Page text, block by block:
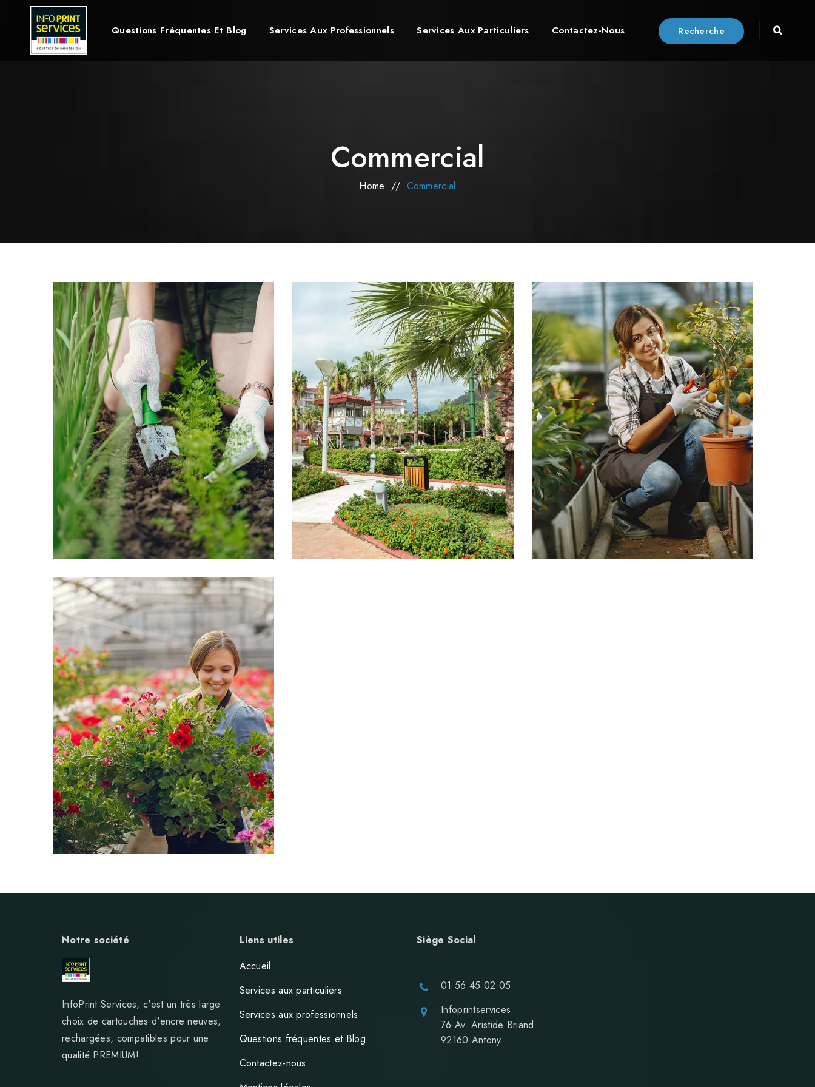
Recherche
Questions Fréquentes Et Blog Services Aux Professionnels Services Aux Particuliers Contactez-Nous
Commercial
Home // Commercial
Notre société
InfoPrint Services, c'est un très large
choix de cartouches d'encre neuves,
rechargées, compatibles pour une
qualité PREMIUM!
Liens utiles
Accueil
Services aux particuliers
Services aux professionnels
Questions fréquentes et Blog
Contactez-nous
Siège Social
01 56 45 02 05
Infoprintservices
76 Av. Aristide Briand
92160 Antony